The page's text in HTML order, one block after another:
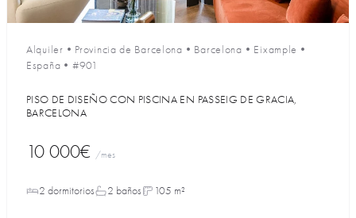
Alquiler • Provincia de Barcelona • Barcelona • Eixample •
España • #901
PISO DE DISEÑO CON PISCINA EN PASSEIG DE GRACIA,
BARCELONA
10 000€ /mes
2 dormitorios 2 baños 105 m²